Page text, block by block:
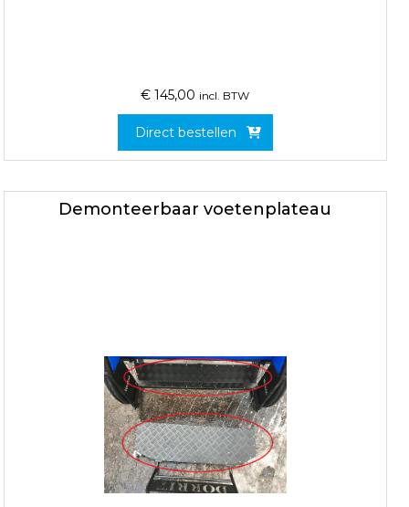
€ 145,00 incl. BTW
Direct bestellen
Demonteerbaar voetenplateau